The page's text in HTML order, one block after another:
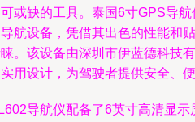
或缺的工具。泰国6寸GPS导
航设备，凭借其出色的性能和
。该设备由深圳市伊蓝德科技
用设计，为驾驶者提供安全、
导航仪配备了6英寸高清显